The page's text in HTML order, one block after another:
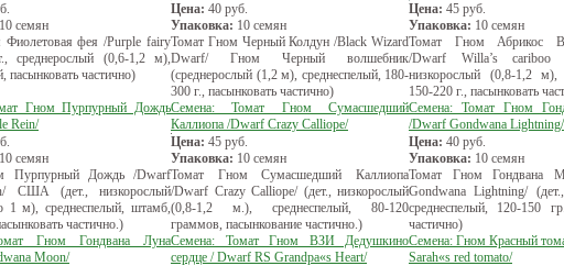
10 семян
фея /Purple fairy
среднерослый (0,6-1,2 м),
пасынковать частично)
Цена: 40 руб.
Упаковка: 10 семян
Томат Гном Черный Колдун /Black Wizard
Dwarf/ Гном Черный волшебник
(среднерослый (1,2 м), среднеспелый, 180-
300 г., пасынковать частично)
Цена: 45 руб.
Упаковка: 10 семян
Томат Гном Абрикос
/Dwarf Willa’s cariboo
низкорослый (0,8-1,2 м),
150-220 г., пасынковать
Гном Пурпурный Дождь
Rein/
10 семян
Пурпурный Дождь /Dwarf
США (дет., низкорослый
1 м), среднеспелый, штамб,
частично.)
Семена: Томат Гном Сумасшедший
Каллиопа /Dwarf Crazy Calliope/
Цена: 45 руб.
Упаковка: 10 семян
Томат Гном Сумасшедший Каллиопа
/Dwarf Crazy Calliope/ (дет., низкорослый
(0,8-1,2 м.), среднеспелый, 80-120
граммов, пасынкование частично.)
Семена: Томат Гном
/Dwarf Gondwana Lightning/
Цена: 40 руб.
Упаковка: 10 семян
Томат Гном Гондвана
Gondwana Lightning/
среднеспелый, 120-150
частично)
Гном Гондвана Луна
Moon/
Семена: Томат Гном ВЗИ Дедушкино
сердце / Dwarf RS Grandpa«s Heart/
Семена: Гном Красный
Sarah«s red tomato/